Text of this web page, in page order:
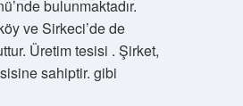
bulunmaktadır.
ve Sirkeci’de de
Üretim tesisi . Şirket,
sahiptir. gibi